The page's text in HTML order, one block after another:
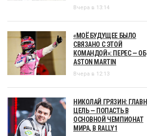
Вчера в 13:14
«МОЁ БУДУЩЕЕ БЫЛО
СВЯЗАНО С ЭТОЙ
КОМАНДОЙ»: ПЕРЕС — ОБ
ASTON MARTIN
Вчера в 12:13
НИКОЛАЙ ГРЯЗИН:
ЦЕЛЬ — ПОПАСТЬ В
ОСНОВНОЙ ЧЕМПИОНАТ
МИРА, В RALLY1